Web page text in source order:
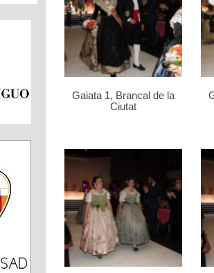
Gaiata 1, Brancal de la
Ciutat